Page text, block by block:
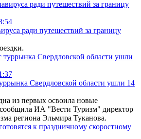
ради путешествий за границу
Свердловской области ушли 14
из первых освоила новые
ИА "Вести Туризм" директор
региона Эльмира Туканова.